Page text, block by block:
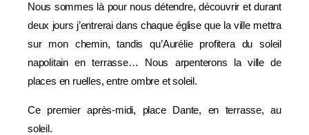
Nous sommes là pour nous détendre, découvrir et durant
deux jours j’entrerai dans chaque église que la ville mettra
sur mon chemin, tandis qu’Aurélie profitera du soleil
napolitain en terrasse… Nous arpenterons la ville de
places en ruelles, entre ombre et soleil.
Ce premier après-midi, place Dante, en terrasse, au
soleil.